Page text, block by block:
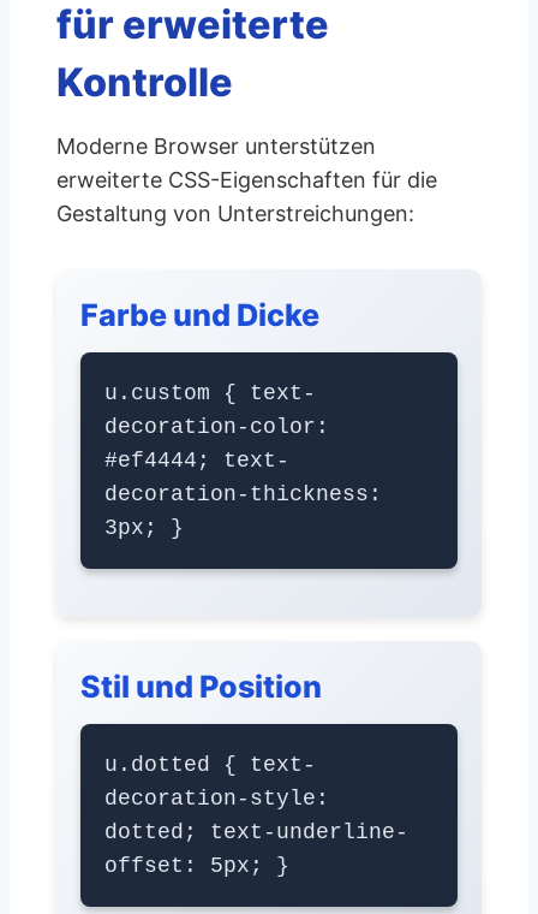
für erweiterte
Kontrolle
Moderne Browser unterstützen
erweiterte CSS-Eigenschaften für die
Gestaltung von Unterstreichungen:
Farbe und Dicke
u.custom { text-
decoration-color:
#ef4444; text-
decoration-thickness:
3px; }
Stil und Position
u.dotted { text-
decoration-style:
dotted; text-underline-
offset: 5px; }